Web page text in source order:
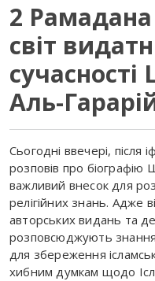
2
світ
Аль-
Сьогодні ввечері, після
розповів про біографію
важливий внесок для
релігійних знань. Адже
авторських видань та
розповсюджують
для збереження
хибним думкам щодо